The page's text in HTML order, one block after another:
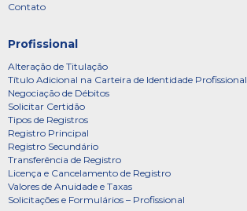
Contato
Profissional
Alteração de Titulação
Título Adicional na Carteira de Identidade Profissional
Negociação de Débitos
Solicitar Certidão
Tipos de Registros
Registro Principal
Registro Secundário
Transferência de Registro
Licença e Cancelamento de Registro
Valores de Anuidade e Taxas
Solicitações e Formulários – Profissional